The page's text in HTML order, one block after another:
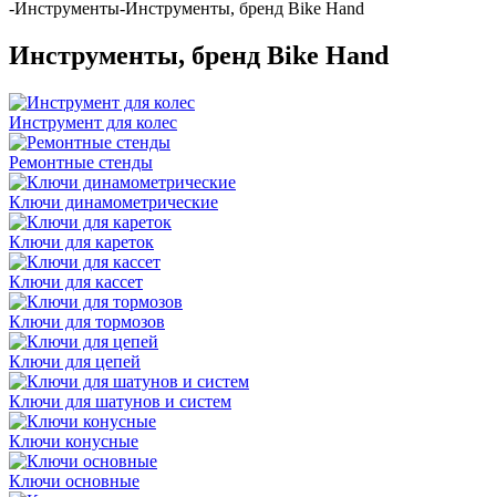
-Инструменты-Инструменты, бренд Bike Hand
Инструменты, бренд Bike Hand
Инструмент для колес
Ремонтные стенды
Ключи динамометрические
Ключи для кареток
Ключи для кассет
Ключи для тормозов
Ключи для цепей
Ключи для шатунов и систем
Ключи конусные
Ключи основные